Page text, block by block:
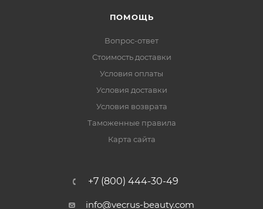
ПОМОЩЬ
Вопрос-ответ
Стоимость доставки
Условия оплаты
Условия доставки
Условия возврата
Таможенные правила
Карта сайта
+7 (800) 444-30-49
info@vecrus-beauty.com